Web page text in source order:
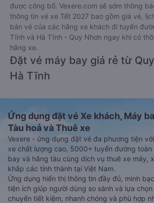
được công bố. Vexere.com sẽ sớm thông
thông tin vé xe Tết 2027 bao gồm giá vé,
bán vé của các hãng xe khách đi tuyến
Tĩnh và Hà Tĩnh - Quy Nhơn ngay khi có
hãng xe.
Đặt vé máy bay giá rẻ từ
Hà Tĩnh
Ứng dụng đặt vé Xe khách, Máy
Tàu hoả và Thuê xe
Vexere - ứng dụng đặt vé đa phương tiện
xe chất lượng cao, 5000+ tuyến đường
bay và hãng tàu cùng dịch vụ thuê xe máy,
khắp các tỉnh thành tại Việt Nam.
Ứng dụng hiển thị thông tin đầy đủ, minh
tiện ích giúp người dùng so sánh và lựa
chuyển tiết kiệm, nhanh chóng và phù hợp